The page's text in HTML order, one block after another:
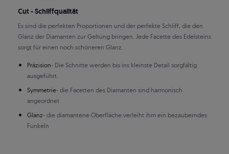
Cut - Schliffqualität
Es sind die perfekten Proportionen und der perfekte Schliff, die den
Glanz der Diamanten zur Geltung bringen. Jede Facette des Edelsteins
sorgt für einen noch schöneren Glanz.
Präzision- Die Schnitte werden bis ins kleinste Detail sorgfältig
ausgeführt.
Symmetrie- die Facetten des Diamanten sind harmonisch
angeordnet
Glanz- die diamantene Oberfläche verleiht ihm ein bezauberndes
Funkeln